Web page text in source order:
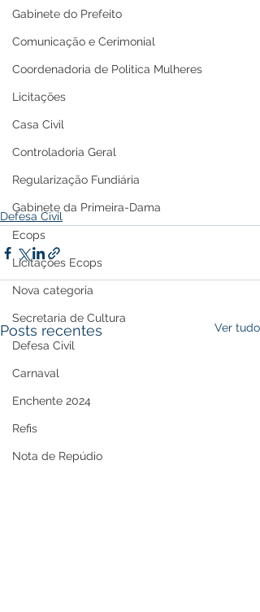
Gabinete do Prefeito
Comunicação e Cerimonial
Coordenadoria de Politica Mulheres
Licitações
Casa Civil
Controladoria Geral
Regularização Fundiária
Gabinete da Primeira-Dama
Ecops
Licitações Ecops
Nova categoria
Secretaria de Cultura
Defesa Civil
Carnaval
Enchente 2024
Refis
Nota de Repúdio
Defesa Civil
Posts recentes Ver tudo